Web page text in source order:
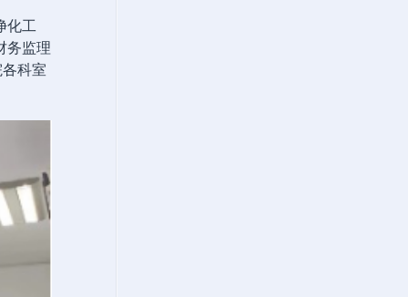
化工
务监理
科室